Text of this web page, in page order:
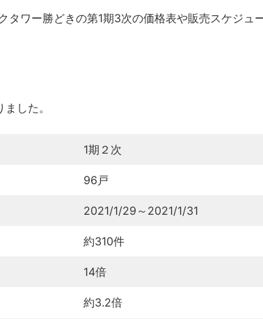
ワー勝どきの第1期3次の価格表や販売スケジュ
した。
1期２次
96戸
2021/1/29～2021/1/31
約310件
14倍
約3.2倍